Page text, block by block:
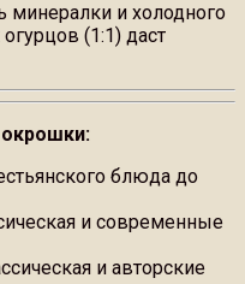
минералки и холодного
(1:1) даст
блюда до
и современные
и авторские